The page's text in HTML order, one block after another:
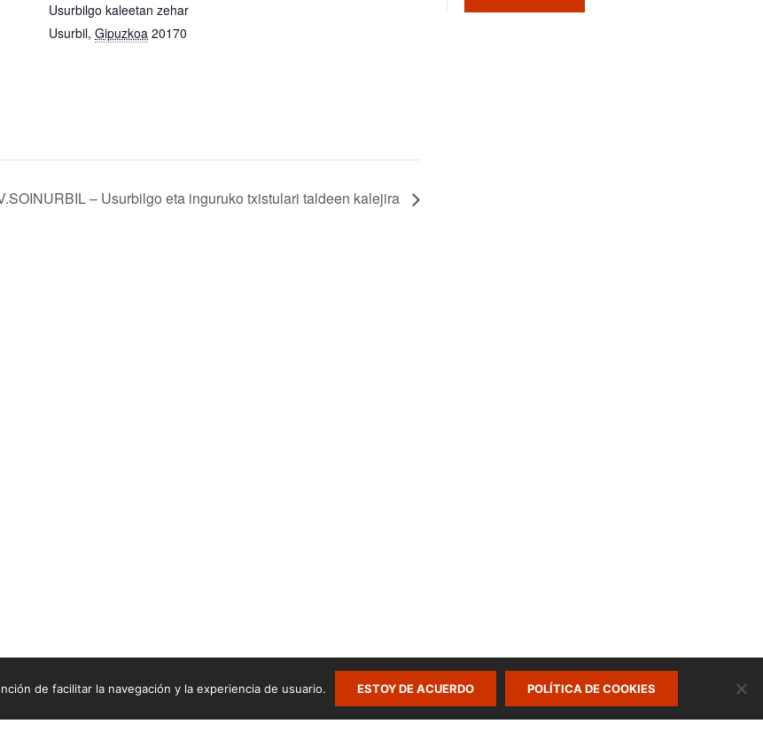
Usurbilgo kaleetan zehar
Usurbil, Gipuzkoa 20170
– Usurbilgo eta inguruko txistulari taldeen kalejira
de facilitar la navegación y la experiencia de usuario. ESTOY DE ACUERDO POLÍTICA DE COOKIES